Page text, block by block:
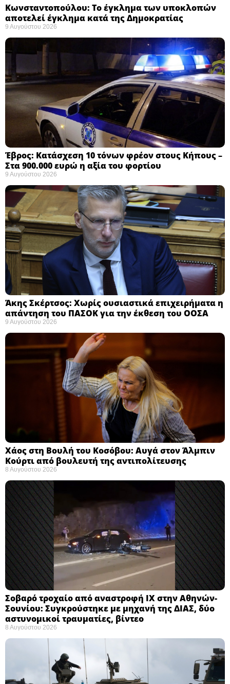
Κωνσταντοπούλου: Το έγκλημα των υποκλοπών
αποτελεί έγκλημα κατά της Δημοκρατίας ​
9 Αυγούστου 2026
Έβρος: Κατάσχεση 10 τόνων φρέον στους Κήπους –
Στα 900.000 ευρώ η αξία του φορτίου ​
9 Αυγούστου 2026
Άκης Σκέρτσος: Χωρίς ουσιαστικά επιχειρήματα η
απάντηση του ΠΑΣΟΚ για την έκθεση του ΟΟΣΑ ​
9 Αυγούστου 2026
Χάος στη Βουλή του Κοσόβου: Αυγά στον Άλμπιν
Κούρτι από βουλευτή της αντιπολίτευσης
8 Αυγούστου 2026
Σοβαρό τροχαίο από αναστροφή ΙΧ στην Αθηνών-
Σουνίου: Συγκρούστηκε με μηχανή της ΔΙΑΣ, δύο
αστυνομικοί τραυματίες, βίντεο
8 Αυγούστου 2026